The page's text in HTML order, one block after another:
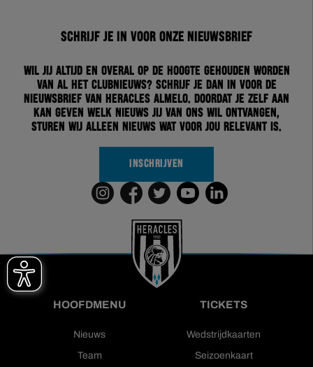
Schrijf je in voor onze nieuwsbrief
Wil jij altijd en overal op de hoogte gehouden worden
van al het clubnieuws? Schrijf je dan in voor de
nieuwsbrief van Heracles Almelo. Doordat je zelf aan
kan geven welk nieuws jij van ons wil ontvangen,
sturen wij alleen nieuws wat voor jou relevant is.
INSCHRIJVEN
HOOFDMENU
Nieuws
Team
TICKETS
Wedstrijdkaarten
Seizoenkaart